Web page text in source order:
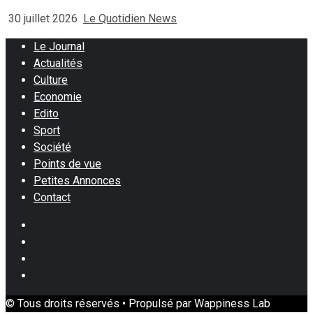
30 juillet 2026 Le Quotidien News
Le Journal
Actualités
Culture
Economie
Edito
Sport
Société
Points de vue
Petites Annonces
Contact
© Tous droits réservés • Propulsé par Wappiness Lab